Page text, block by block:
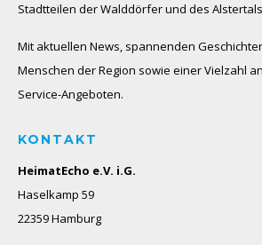
Stadtteilen der Walddörfer und des
Mit aktuellen News, spannenden
Menschen der Region sowie einer Vielzahl
Service-Angeboten.
KONTAKT
HeimatEcho e.V. i.G.
Haselkamp 59
22359 Hamburg